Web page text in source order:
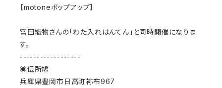
【motoneポップアップ】
宮田織物さんの「わた入れはんてん」と同時開催になりま
す。
------------------
◉伝所鳩
兵庫県豊岡市日高町袮布967